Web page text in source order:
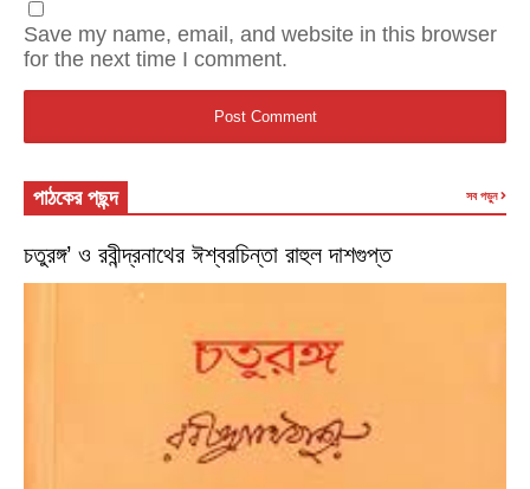
Save my name, email, and website in this browser
for the next time I comment.
পাঠকের পছন্দ সব পড়ুন
চতুরঙ্গ’ ও রবীন্দ্রনাথের ঈশ্বরচিন্তা রাহুল দাশগুপ্ত